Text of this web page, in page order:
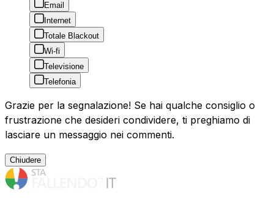
Email
Internet
Totale Blackout
Wi-fi
Televisione
Telefonia
Grazie per la segnalazione! Se hai qualche consiglio o
frustrazione che desideri condividere, ti preghiamo di
lasciare un messaggio nei commenti.
Chiudere